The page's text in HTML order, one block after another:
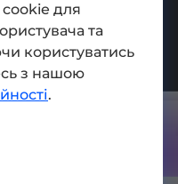
для
та
користуватись
з нашою
.